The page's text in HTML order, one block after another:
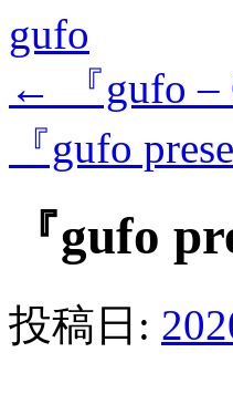
gufo
←
『gufo –
『gufo
『gufo
投稿日: